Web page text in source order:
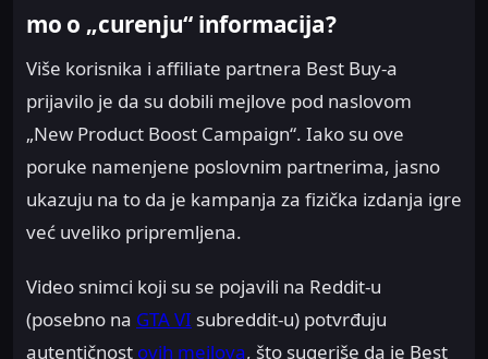
mo o „curenju“ informacija?
Više korisnika i affiliate partnera Best Buy-a
prijavilo je da su dobili mejlove pod naslovom
„New Product Boost Campaign“. Iako su ove
poruke namenjene poslovnim partnerima, jasno
ukazuju na to da je kampanja za fizička izdanja igre
već uveliko pripremljena.
Video snimci koji su se pojavili na Reddit-u
(posebno na GTA VI subreddit-u) potvrđuju
autentičnost ovih mejlova, što sugeriše da je Best